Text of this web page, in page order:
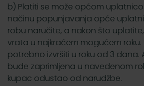
b) Platiti se može općom
načinu popunjavanja opće
robu naručite, a nakon što
vrata u najkraćem mogućem roku.
potrebno izvršiti u roku od 3 dana.
bude zaprimljena u navedenom
kupac odustao od narudžbe.